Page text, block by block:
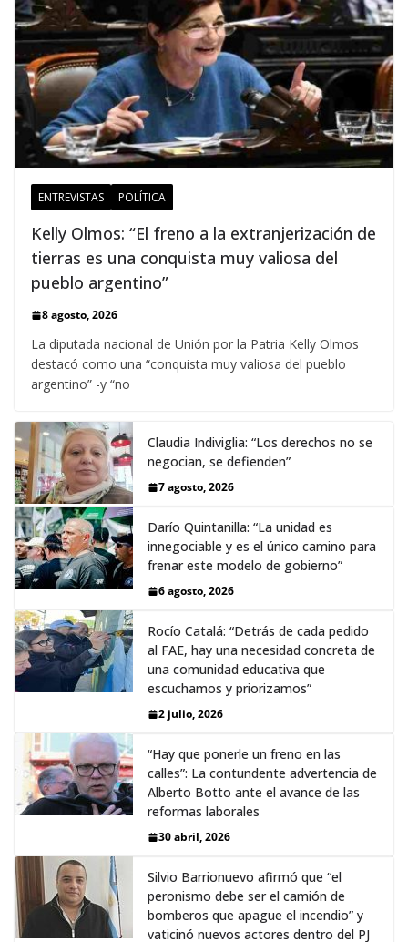
ENTREVISTAS POLÍTICA
Kelly Olmos: “El freno a la extranjerización de
tierras es una conquista muy valiosa del
pueblo argentino”
8 agosto, 2026
La diputada nacional de Unión por la Patria Kelly Olmos
destacó como una “conquista muy valiosa del pueblo
argentino” -y “no
Claudia Indiviglia: “Los derechos no se
negocian, se defienden”
7 agosto, 2026
Darío Quintanilla: “La unidad es
innegociable y es el único camino para
frenar este modelo de gobierno”
6 agosto, 2026
Rocío Catalá: “Detrás de cada pedido
al FAE, hay una necesidad concreta de
una comunidad educativa que
escuchamos y priorizamos”
2 julio, 2026
“Hay que ponerle un freno en las
calles”: La contundente advertencia de
Alberto Botto ante el avance de las
reformas laborales
30 abril, 2026
Silvio Barrionuevo afirmó que “el
peronismo debe ser el camión de
bomberos que apague el incendio” y
vaticinó nuevos actores dentro del PJ